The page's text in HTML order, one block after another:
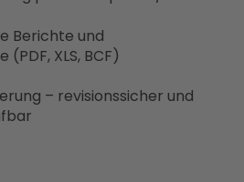
Berichte und
XLS, BCF)
– revisionssicher und